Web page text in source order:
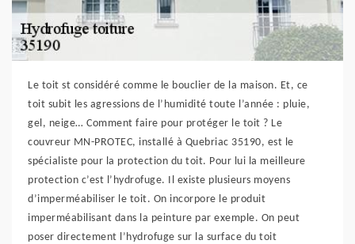
Le toit st considéré comme le bouclier de la maison. Et, ce
toit subit les agressions de l’humidité toute l’année : pluie,
gel, neige… Comment faire pour protéger le toit ? Le
couvreur MN-PROTEC, installé à Quebriac 35190, est le
spécialiste pour la protection du toit. Pour lui la meilleure
protection c’est l’hydrofuge. Il existe plusieurs moyens
d’imperméabiliser le toit. On incorpore le produit
imperméabilisant dans la peinture par exemple. On peut
poser directement l’hydrofuge sur la surface du toit